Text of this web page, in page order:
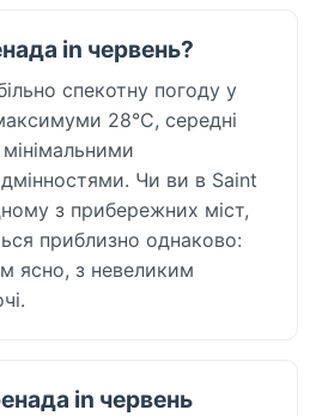
in червень?
спекотну погоду у
28°C, середні
Чи ви в Saint
з прибережних міст,
приблизно однаково:
ясно, з невеликим
in червень